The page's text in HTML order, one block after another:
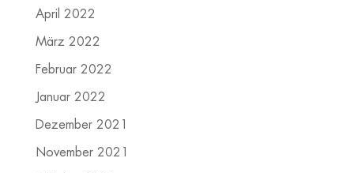
April 2022
März 2022
Februar 2022
Januar 2022
Dezember 2021
November 2021